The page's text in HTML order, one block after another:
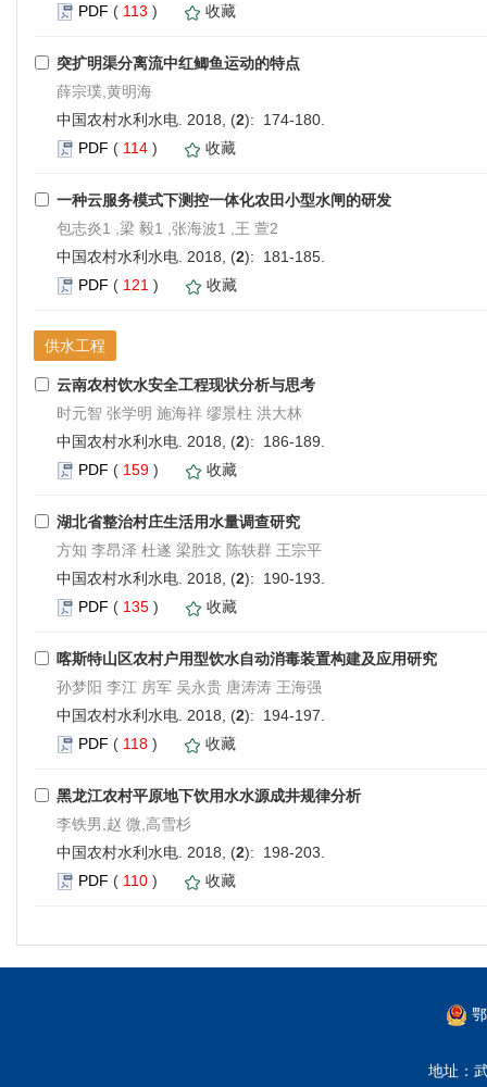
PDF ( 113 ) 收藏
突扩明渠分离流中红鲫鱼运动的特点
薛宗璞,黄明海
中国农村水利水电. 2018, (2): 174-180.
PDF ( 114 ) 收藏
一种云服务模式下测控一体化农田小型水闸的研发
包志炎1 ,梁 毅1 ,张海波1 ,王 萱2
中国农村水利水电. 2018, (2): 181-185.
PDF ( 121 ) 收藏
供水工程
云南农村饮水安全工程现状分析与思考
时元智 张学明 施海祥 缪景柱 洪大林
中国农村水利水电. 2018, (2): 186-189.
PDF ( 159 ) 收藏
湖北省整治村庄生活用水量调查研究
方知 李昂泽 杜遂 梁胜文 陈轶群 王宗平
中国农村水利水电. 2018, (2): 190-193.
PDF ( 135 ) 收藏
喀斯特山区农村户用型饮水自动消毒装置构建及应用研究
孙梦阳 李江 房军 吴永贵 唐涛涛 王海强
中国农村水利水电. 2018, (2): 194-197.
PDF ( 118 ) 收藏
黑龙江农村平原地下饮用水水源成井规律分析
李铁男,赵 微,高雪杉
中国农村水利水电. 2018, (2): 198-203.
PDF ( 110 ) 收藏
地址：